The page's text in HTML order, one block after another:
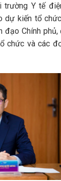
Y tế
dự kiến tổ
đạo Chính
chức và các